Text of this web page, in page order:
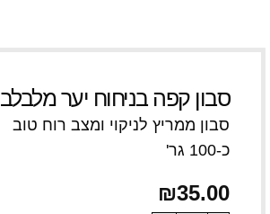
סבון קפה בניחוח יער מלבלב
סבון ממריץ לניקוי ומצב רוח טוב
כ-100 גר'
₪35.00